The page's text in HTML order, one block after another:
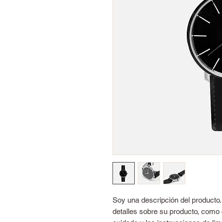
Soy una descripción del
detalles sobre su producto,